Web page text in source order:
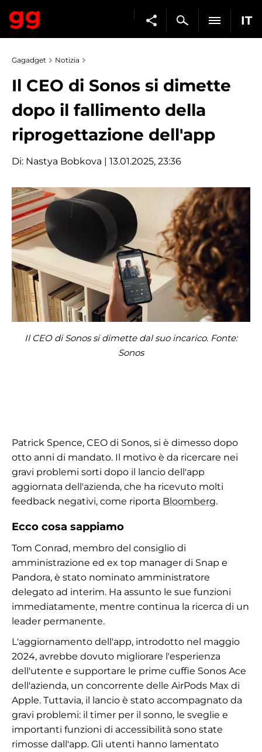
IT
Gagadget Notizia
Il CEO di Sonos si dimette
dopo il fallimento della
riprogettazione dell'app
Di: Nastya Bobkova | 13.01.2025, 23:36
Il CEO di Sonos si dimette dal suo incarico. Fonte:
Sonos
Patrick Spence, CEO di Sonos, si è dimesso dopo
otto anni di mandato. Il motivo è da ricercare nei
gravi problemi sorti dopo il lancio dell'app
aggiornata dell'azienda, che ha ricevuto molti
feedback negativi, come riporta Bloomberg.
Ecco cosa sappiamo
Tom Conrad, membro del consiglio di
amministrazione ed ex top manager di Snap e
Pandora, è stato nominato amministratore
delegato ad interim. Ha assunto le sue funzioni
immediatamente, mentre continua la ricerca di un
leader permanente.
L'aggiornamento dell'app, introdotto nel maggio
2024, avrebbe dovuto migliorare l'esperienza
dell'utente e supportare le prime cuffie Sonos Ace
dell'azienda, un concorrente delle AirPods Max di
Apple. Tuttavia, il lancio è stato accompagnato da
gravi problemi: il timer per il sonno, le sveglie e
importanti funzioni di accessibilità sono state
rimosse dall'app. Gli utenti hanno lamentato